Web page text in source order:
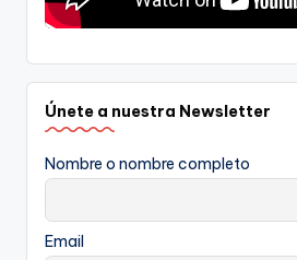
Únete a nuestra Newsletter
Nombre o nombre completo
Email